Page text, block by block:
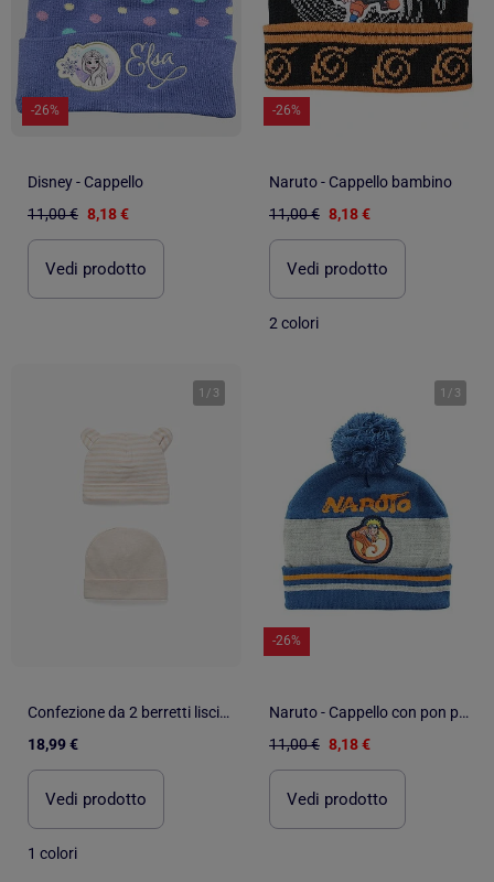
-26%
Disney - Cappello
11,00 € 8,18 €
Vedi prodotto
-26%
Naruto - Cappello bambino
11,00 € 8,18 €
Vedi prodotto
2 colori
1 / 3
Confezione da 2 berretti lisci/a righe
18,99 €
Vedi prodotto
1 colori
1 / 3
-26%
Naruto - Cappello con pon pon
11,00 € 8,18 €
Vedi prodotto